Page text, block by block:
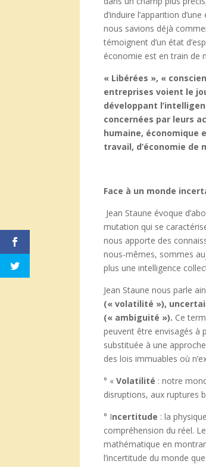
d’induire l’apparition
nous savions déjà
témoignent d’un état
économie est en train de
« Libérées », «
entreprises voient le
développant
concernées par leurs
humaine, économique
travail, d’économie de
Face à un monde
Jean Staune évoque
mutation qui se
nous apporte des
nous-mêmes, sommes
plus une intelligence
Jean Staune nous parle
(« volatilité »),
(« ambiguité »). Ce
peuvent être envisagés à
substituée à une
des lois immuables où
° «Volatilité : notre
disruptions, aux ruptures
° Incertitude : la
compréhension du réel.
mathématique en
l’incertitude du monde